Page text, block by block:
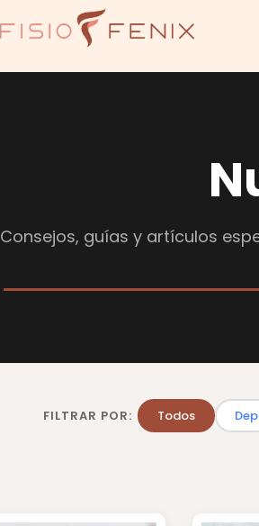
Consejos, guías y artículos
FILTRAR POR: Todos